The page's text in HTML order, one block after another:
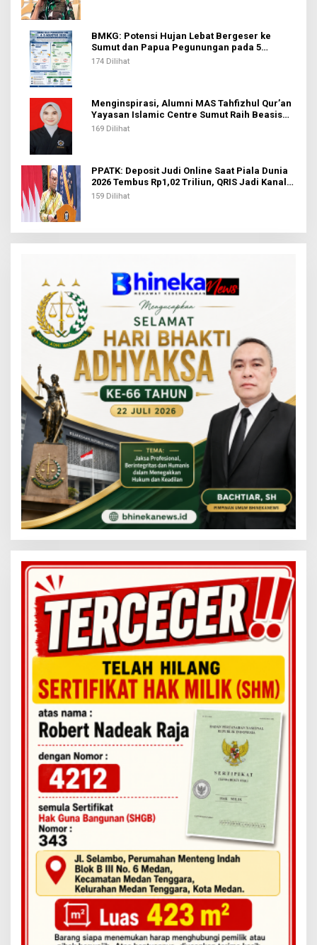
BMKG: Potensi Hujan Lebat Bergeser ke
Sumut dan Papua Pegunungan pada 5
Agustus
174 Dilihat
Menginspirasi, Alumni MAS Tahfizhul Qur’an
Yayasan Islamic Centre Sumut Raih Beasiswa
BIB Kemenag
169 Dilihat
PPATK: Deposit Judi Online Saat Piala Dunia
2026 Tembus Rp1,02 Triliun, QRIS Jadi Kanal
Terbanyak
159 Dilihat